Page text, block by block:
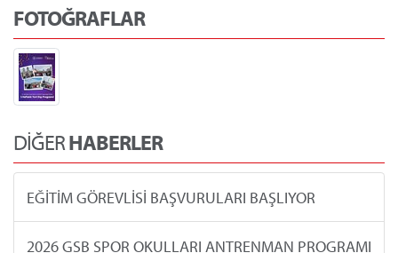
FOTOĞRAFLAR
DİĞERHABERLER
EĞİTİM GÖREVLİSİ BAŞVURULARI BAŞLIYOR
2026 GSB SPOR OKULLARI ANTRENMAN PROGRAMI